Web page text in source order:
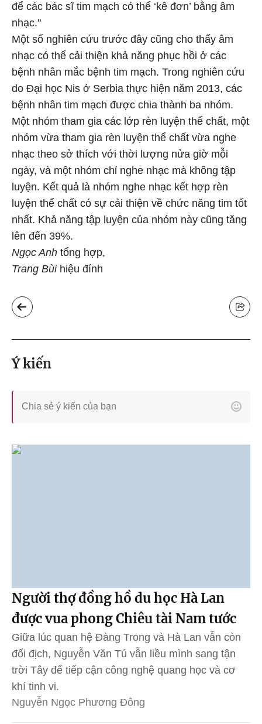
để các bác sĩ tim mạch có thể ‘kê đơn’ bằng âm
nhạc."
Một số nghiên cứu trước đây cũng cho thấy âm
nhạc có thể cải thiện khả năng phục hồi ở các
bệnh nhân mắc bệnh tim mạch. Trong nghiên cứu
do Đại học Nis ở Serbia thực hiện năm 2013, các
bệnh nhân tim mạch được chia thành ba nhóm.
Một nhóm tham gia các lớp rèn luyện thể chất, một
nhóm vừa tham gia rèn luyện thể chất vừa nghe
nhạc theo sở thích với thời lượng nửa giờ mỗi
ngày, và một nhóm chỉ nghe nhạc mà không tập
luyện. Kết quả là nhóm nghe nhạc kết hợp rèn
luyện thể chất có sự cải thiện về chức năng tim tốt
nhất. Khả năng tập luyện của nhóm này cũng tăng
lên đến 39%.
Ngọc Anh tổng hợp,
Trang Bùihiệu đính
Ý kiến
Người thợ đồng hồ du học Hà Lan
được vua phong Chiêu tài Nam tước
Giữa lúc quan hệ Đàng Trong và Hà Lan vẫn còn
đối địch, Nguyễn Văn Tú vẫn liều mình sang tận
trời Tây để tiếp cận công nghệ quang học và cơ
khí tinh vi.
Nguyễn Ngọc Phương Đông